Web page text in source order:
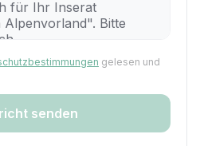
gelesen und
senden